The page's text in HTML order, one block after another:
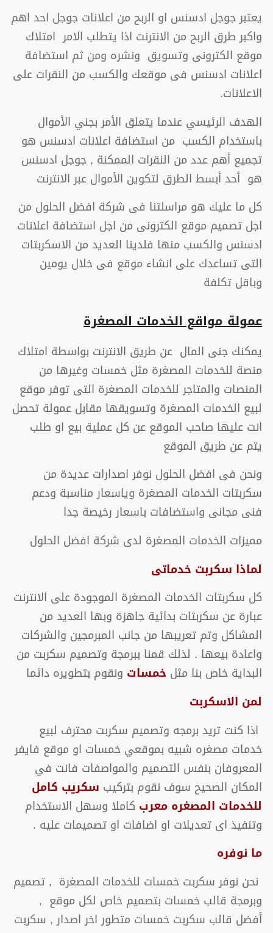
يعتبر جوجل ادسنس او الربح من اعلانات جوجل احد اهم
واكبر طرق الربح من الانترنت اذا يتطلب الامر امتلاك
موقع الكترونى وتسويق ونشره ومن ثم استضافة
اعلانات ادسنس فى موقعك والكسب من النقرات على
الاعلانات.
الهدف الرئيسي عندما يتعلق الأمر بجني الأموال
باستخدام الكسب من استضافة اعلانات ادسنس هو
تجميع أهم عدد من النقرات الممكنة , جوجل ادسنس
هو أحد أبسط الطرق لتكوين الأموال عبر الانترنت
كل ما عليك هو مراسلتنا فى شركة افضل الحلول من
اجل تصميم موقع الكترونى من اجل استضافة اعلانات
ادسنس والكسب منها فلدينا العديد من الاسكربتات
التى تساعدك على انشاء موقع فى خلال يومين
وباقل تكلفة
عمولة مواقع الخدمات المصغرة
يمكنك جنى المال عن طريق الانترنت بواسطة امتلاك
منصة للخدمات المصغرة مثل خمسات وغيرها من
المنصات والمتاجر للخدمات المصغرة التى توفر موقع
لبيع الخدمات المصغرة وتسويقها مقابل عمولة تحصل
انت عليها صاحب الموقع عن كل عملية بيع او طلب
يتم عن طريق الموقع
ونحن فى افضل الحلول نوفر اصدارات عديدة من
سكربتات الخدمات المصغرة وياسعار مناسبة ودعم
فنى مجانى واستضافات باسعار رخيصة جدا
مميزات الخدمات المصغرة لدى شركة افضل الحلول
لماذا سكربت خدماتى
كل سكربتات الخدمات المصغرة الموجودة على الانترنت
عبارة عن سكربتات بدائية جاهزة وبها العديد من
المشاكل وتم تعريبها من جانب المبرمجين والشركات
واعادة بيعها . لذلك قمنا ببرمجة وتصميم سكربت من
البداية خاص بنا مثل خمسات ونقوم بتطويره دائما
لمن الاسكربت
اذا كنت تريد برمجه وتصميم سكربت محترف لبيع
خدمات مصغره شبيه بموقعي خمسات او موقع فايفر
المعروفان بنفس التصميم والمواصفات فانت في
المكان الصحيح سوف نقوم بتركيب سكريب كامل
للخدمات المصغره معرب كاملا وسهل الاستخدام
وتنفيذ اى تعديلات او اضافات او تصميمات عليه .
ما نوفره
نحن نوفر سكربت خمسات للخدمات المصغرة , تصميم
وبرمجة قالب خمسات بتصميم خاص لكل موقع ,
أفضل قالب سكربت خمسات متطور اخر اصدار , سكربت